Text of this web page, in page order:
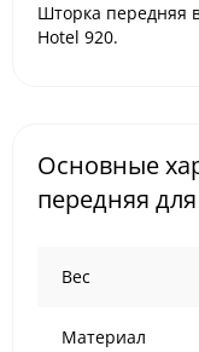
Шторка передняя
Hotel 920.
Основные
передняя
Вес
Материал